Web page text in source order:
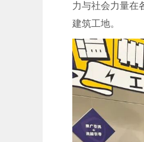
力与社会力量在
建筑工地。